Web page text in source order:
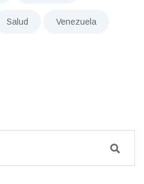
Salud Venezuela